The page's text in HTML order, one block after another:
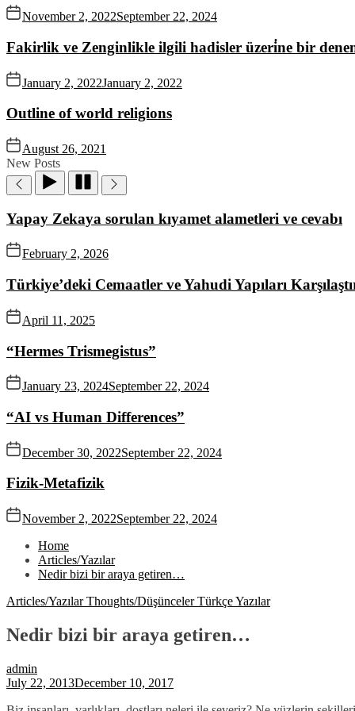
November 2, 2022September 22, 2024
Fakirlik ve Zenginlikle ilgili hadisler üzeri̇ne bir
January 2, 2022January 2, 2022
Outline of world religions
August 26, 2021
New Posts
Yapay Zekaya sorulan kıyamet alametleri ve cevabı
February 2, 2026
Türkiye’deki Cemaatler ve Yahudi Yapıları
April 11, 2025
“Hermes Trismegistus”
January 23, 2024September 22, 2024
“AI vs Human Differences”
December 30, 2022September 22, 2024
Fizik-Metafizik
November 2, 2022September 22, 2024
Home
Articles/Yazılar
Nedir bizi bir araya getiren…
Articles/YazılarThoughts/DüşüncelerTürkçe Yazılar
Nedir bizi bir araya getiren…
admin
July 22, 2013December 10, 2017